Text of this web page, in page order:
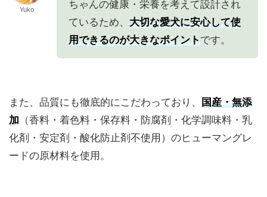
Yuko
ちゃんの健康・栄養を考えて設計され
ているため、 大切な愛犬に安心して使
用できるのが大きなポイントです。
また、品質にも徹底的にこだわっており、 国産・無添
加 （香料・着色料・保存料・防腐剤・化学調味料・乳
化剤・安定剤・酸化防止剤不使用）のヒューマングレ
ードの原材料を使用。